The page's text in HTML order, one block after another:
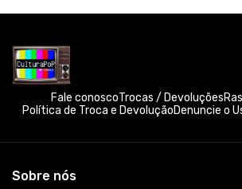
Fale conoscoTrocas / Devoluções
Política de Troca e DevoluçãoDenuncie o
Sobre nós